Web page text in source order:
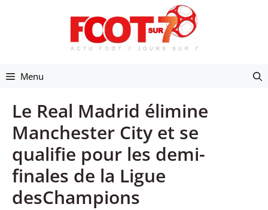
Menu
Le Real Madrid élimine
Manchester City et se
qualifie pour les demi-
finales de la Ligue
desChampions